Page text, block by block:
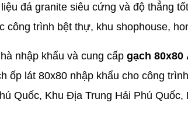
đá granite siêu cứng và độ thẳng
công trình bệt thự, khu shophouse,
nhập khẩu và cung cấp gạch 80x80
ốp lát 80x80 nhập khẩu cho công
Quốc, Khu Địa Trung Hải Phú